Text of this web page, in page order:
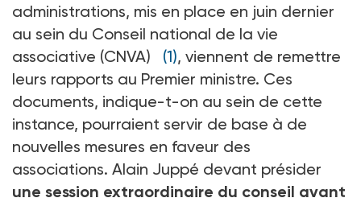
administrations, mis en place en juin dernier
au sein du Conseil national de la vie
associative (CNVA) (1), viennent de remettre
leurs rapports au Premier ministre. Ces
documents, indique-t-on au sein de cette
instance, pourraient servir de base à de
nouvelles mesures en faveur des
associations. Alain Juppé devant présider
une session extraordinaire du conseil avant